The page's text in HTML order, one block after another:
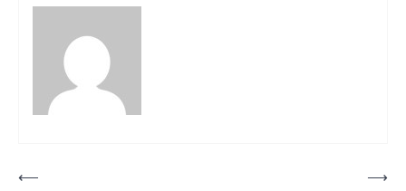
Post
⟵
⟶